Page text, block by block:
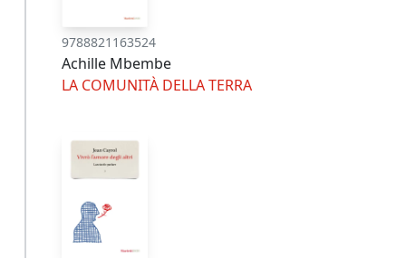
9788821163524
Achille Mbembe
LA COMUNITÀ DELLA TERRA